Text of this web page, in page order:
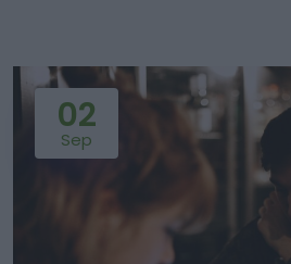
02
Sep